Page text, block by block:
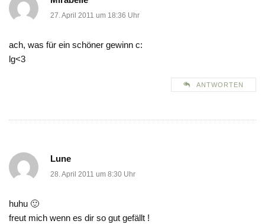
27. April 2011 um 18:36 Uhr
ach, was für ein schöner gewinn c:
lg<3
ANTWORTEN
Lune
28. April 2011 um 8:30 Uhr
huhu 🙂
freut mich wenn es dir so gut gefällt !